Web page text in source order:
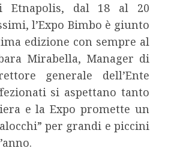
Etnapolis, dal 18 al 20
l’Expo Bimbo è giunto
edizione con sempre al
Mirabella, Manager di
generale dell’Ente
si aspettano tanto
e la Expo promette un
per grandi e piccini